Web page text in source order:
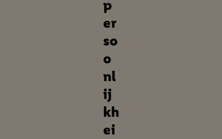
p
er
so
o
nl
ij
kh
ei